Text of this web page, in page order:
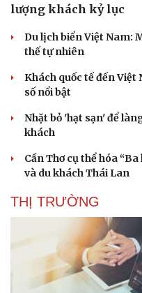
lượng khách kỷ lục
Du lịch biển Việt Nam:
thế tự nhiên
Khách quốc tế đến
số nổi bật
Nhặt bỏ 'hạt sạn' để
khách
Cần Thơ cụ thể hóa
và du khách Thái Lan
THỊ TRƯỜNG